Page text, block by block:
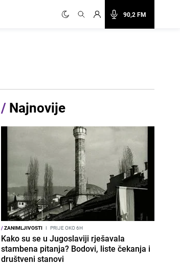
90,2 FM
/ Najnovije
/ZANIMLJIVOSTI I PRIJE OKO 6H
Kako su se u Jugoslaviji rješavala
stambena pitanja? Bodovi, liste čekanja i
društveni stanovi